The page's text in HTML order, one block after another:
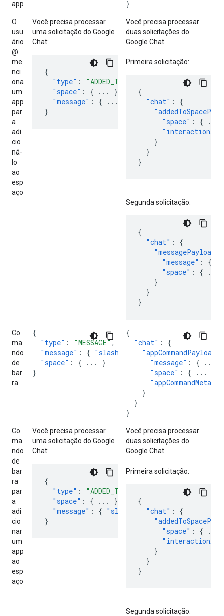
app
}
O
usu
ário
@
me
nci
ona
um
app
par
a
adi
cio
ná-
lo
ao
esp
aço
Você precisa processar
uma solicitação do Google
Chat:
{
"type" : "ADDED_TO_SPACE"
"space" : { ...
},
"message" : { ...
}
Você precisa processar
duas solicitações do
Google Chat.
Primeira solicitação:
{
"chat" :
{
"space" : { ...
}
}
}
Segunda solicitação:
{
"chat" :
{
"messagePayload"
"message" : {
"space" : { ...
}
}
}
Co
ma
ndo
de
bar
ra
{
"type" : "MESSAGE",
"message" : { "slashCommand": { ... } },
"space" : { ...
}
}
{
"chat" :
{
"appCommandPayload"
"message" : { ...
"space" : { ...
}
}
}
Co
ma
ndo
de
bar
ra
par
a
adi
cio
nar
um
app
ao
esp
aço
Você precisa processar
uma solicitação do Google
Chat:
{
"type" : "ADDED_TO_SPACE"
"space" : { ...
},
"message" : { "slashCommand": { ...
}
Você precisa processar
duas solicitações do
Google Chat.
Primeira solicitação:
{
"chat" :
{
"space" : { ...
}
}
}
Segunda solicitação: